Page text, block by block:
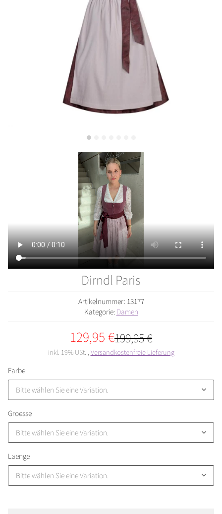
Dirndl Paris
Artikelnummer: 13177
Kategorie: Damen
129,95 €199,95 €
inkl. 19% USt. , Versandkostenfreie Lieferung
Farbe
Bitte wählen Sie eine Variation.
Groesse
Bitte wählen Sie eine Variation.
Laenge
Bitte wählen Sie eine Variation.